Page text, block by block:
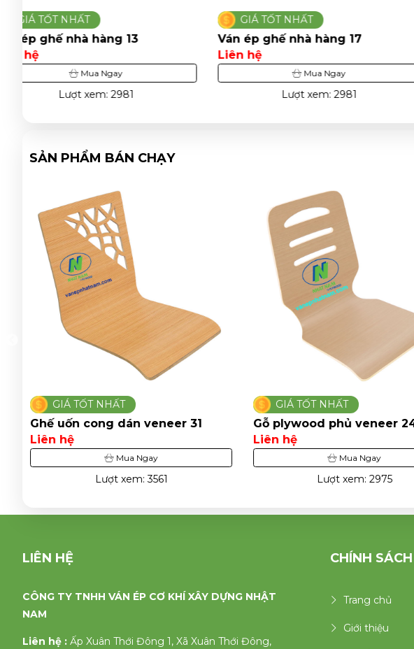
GIÁ TỐT NHẤT
Ván ép ghế nhà hàng 17
Liên hệ
Mua Ngay
Lượt xem: 2981
GIÁ TỐT NHẤT
Ván ép ghế nhà hàng 11
Liên hệ
Mua Ngay
Lượt xem: 10333
SẢN PHẨM BÁN CHẠY
GIÁ TỐT NHẤT
Gỗ plywood phủ veneer 24
Liên hệ
Mua Ngay
Lượt xem: 2975
GIÁ TỐT NHẤT
Ghế ván ép dán veneer 14
Liên hệ
Mua Ngay
Lượt xem: 7800
LIÊN HỆ
CÔNG TY TNHH VÁN ÉP CƠ KHÍ XÂY DỰNG NHẬT
NAM
Liên hệ : Ấp Xuân Thới Đông 1, Xã Xuân Thới Đông,
CHÍNH SÁCH
Trang chủ
Giới thiệu